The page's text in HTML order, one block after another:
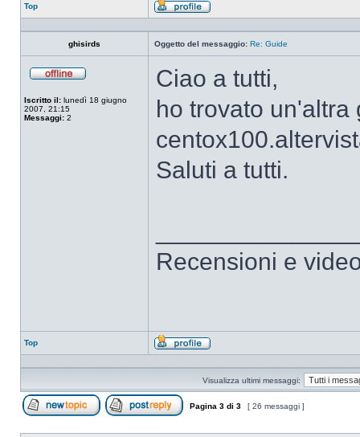
Top
Profilo
ghisirds Oggetto del messaggio: Re: Guide
Iscritto il: lunedì 18 giugno
2007, 21:15
Messaggi: 2
Ciao a tutti,
ho trovato un'altra
Saluti a tutti.
Recensioni e
Top
Profilo
Visualizza ultimi messaggi:
Pagina 3 di 3 [ 26 messaggi ]